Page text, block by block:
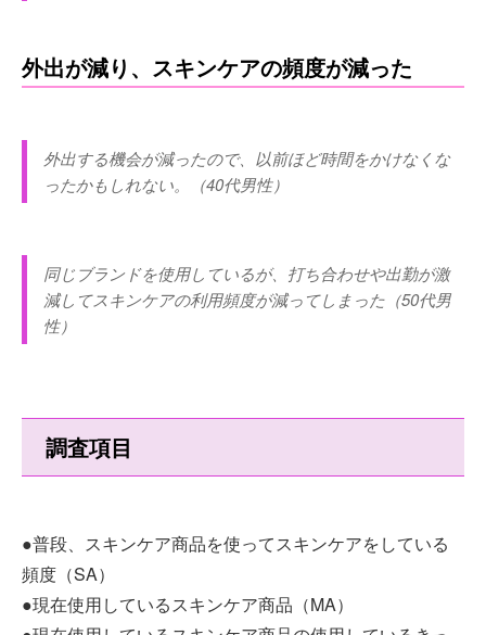
外出が減り、スキンケアの頻度が減った
外出する機会が減ったので、以前ほど時間をかけなくな
ったかもしれない。（40代男性）
同じブランドを使用しているが、打ち合わせや出勤が激
減してスキンケアの利用頻度が減ってしまった（50代男
性）
調査項目
●普段、スキンケア商品を使ってスキンケアをしている
頻度（SA）
●現在使用しているスキンケア商品（MA）